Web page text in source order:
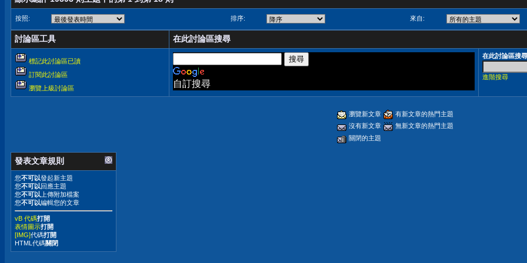
按照: 排序: 來自:
討論區工具 在此討論區搜尋
標記此討論區已讀
訂閱此討論區
瀏覽上級討論區
自訂搜尋
在此討論區搜尋
進階搜尋
瀏覽新文章
有新文章的熱門主題
沒有新文章
無新文章的熱門主題
關閉的主題
發表文章規則
您不可以發起新主題
您不可以回應主題
您不可以 上傳附加檔案
您不可以編輯您的文章
vB 代碼打開
表情圖示打開
[IMG]代碼打開
HTML代碼關閉